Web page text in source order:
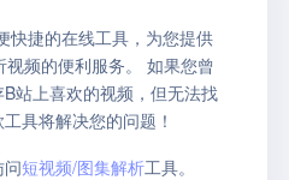
快捷的在线工具，为您提供
频的便利服务。 如果您曾
站上喜欢的视频，但无法找
具将解决您的问题！
短视频/图集解析工具。